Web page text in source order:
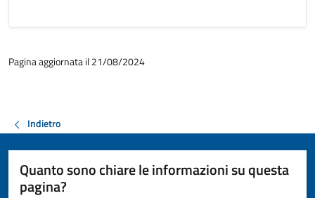
Pagina aggiornata il 21/08/2024
Indietro
Quanto sono chiare le informazioni su questa
pagina?